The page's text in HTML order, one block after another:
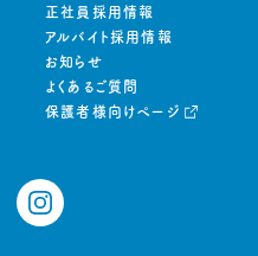
正社員採用情報
アルバイト採用情報
お知らせ
よくあるご質問
保護者様向けページ